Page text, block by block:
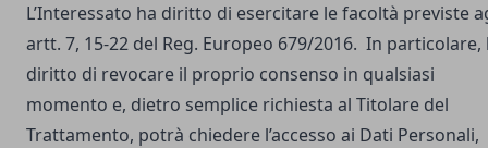
L’Interessato ha diritto di esercitare le facoltà previste
artt. 7, 15-22 del Reg. Europeo 679/2016. In particolare,
diritto di revocare il proprio consenso in qualsiasi
momento e, dietro semplice richiesta al Titolare del
Trattamento, potrà chiedere l’accesso ai Dati Personali,